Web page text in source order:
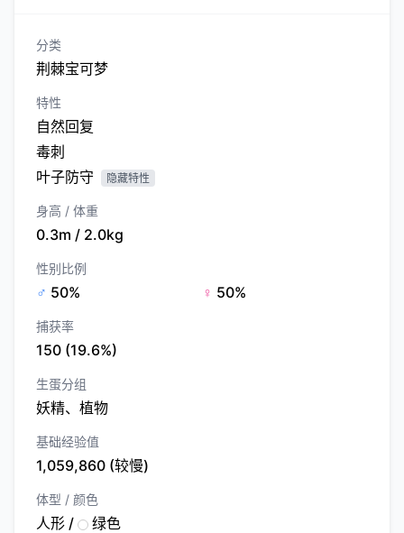
分类
荆棘宝可梦
特性
自然回复
毒刺
叶子防守
隐藏特性
身高 / 体重
0.3m / 2.0kg
性别比例
♂ 50% ♀ 50%
捕获率
150 (19.6%)
生蛋分组
妖精、植物
基础经验值
1,059,860 (较慢)
体型 / 颜色
人形 / 绿色